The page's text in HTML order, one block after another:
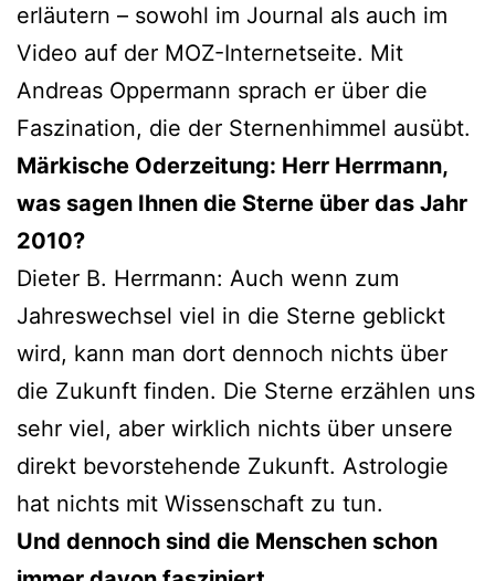
erläutern – sowohl im Journal als auch im
Video auf der MOZ-Internetseite. Mit
Andreas Oppermann sprach er über die
Faszination, die der Sternenhimmel ausübt.
Märkische Oderzeitung: Herr Herrmann,
was sagen Ihnen die Sterne über das Jahr
2010?
Dieter B. Herrmann: Auch wenn zum
Jahreswechsel viel in die Sterne geblickt
wird, kann man dort dennoch nichts über
die Zukunft finden. Die Sterne erzählen uns
sehr viel, aber wirklich nichts über unsere
direkt bevorstehende Zukunft. Astrologie
hat nichts mit Wissenschaft zu tun.
Und dennoch sind die Menschen schon